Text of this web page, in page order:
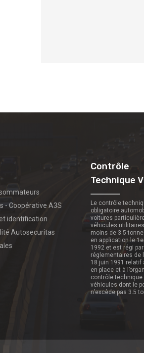
- Coopérative A3S
identification
Autosecuritas
Contrôle
Technique
Le contrôle
obligatoire
voitures
véhicules
moins de 3.5
en application le
1992 et est régi
réglementaires de
18 juin 1991 relatif
en place et à
contrôle technique
véhicules dont le
n’excède pas 3.5